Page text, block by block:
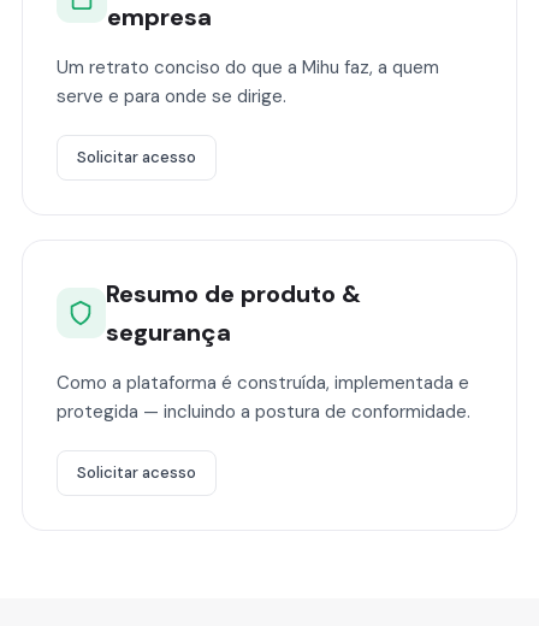
empresa
Um retrato conciso do que a Mihu faz, a quem
serve e para onde se dirige.
Solicitar acesso
Resumo de produto &
segurança
Como a plataforma é construída, implementada e
protegida — incluindo a postura de conformidade.
Solicitar acesso